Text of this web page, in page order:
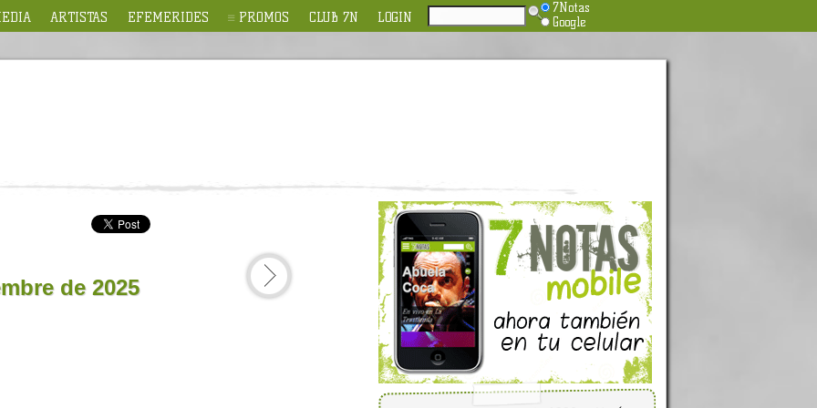
ARTISTAS EFEMERIDES PROMOS CLUB 7N LOGIN
7Notas
Google
de 2025